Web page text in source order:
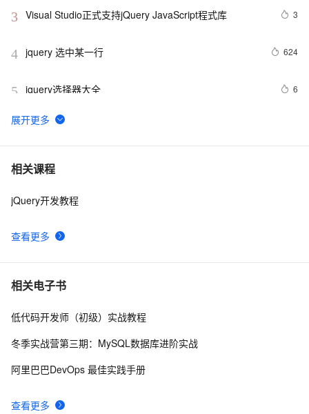
3 Visual Studio正式支持jQuery JavaScript程式库 3
4 jquery 选中某一行 624
5 jquery选择器大全 6
6 jQuery使用手册之动态效果(6)
7 jquery微博实例
8 jQuery技术内幕：深入解析jQuery架构设计与实现原理.
9 jquery 图片滚动特效制作 slide 图片类似窗帘式滚动
10
相关课程
查看更多
jQuery开发教程
相关电子书
查看更多
低代码开发师（初级）实战教程
冬季实战营第三期：MySQL数据库进阶实战
阿里巴巴DevOps 最佳实践手册